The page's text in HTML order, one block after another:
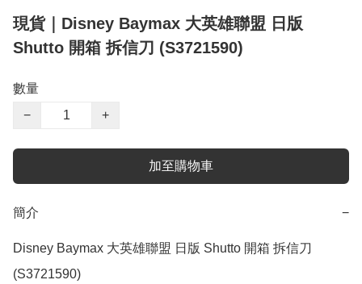
現貨｜Disney Baymax 大英雄聯盟 日版
Shutto 開箱 拆信刀 (S3721590)
數量
−
+
加至購物車
簡介 −
Disney Baymax 大英雄聯盟 日版 Shutto 開箱 拆信刀
(S3721590)